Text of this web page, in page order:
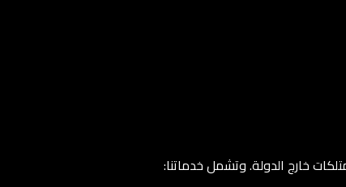
خارج الدولة. وتشمل خدماتنا: